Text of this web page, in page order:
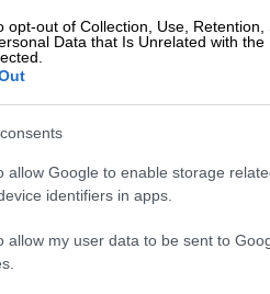
opt-out of Collection, Use,
Data that Is Unrelated with
allow Google to enable storage
identifiers in apps.
allow my user data to be sent to
οδράστηςκάλεσε την
«έπνιξα την
thestival,
Οι διασώστες του
έφτασαν ήταν αργά.